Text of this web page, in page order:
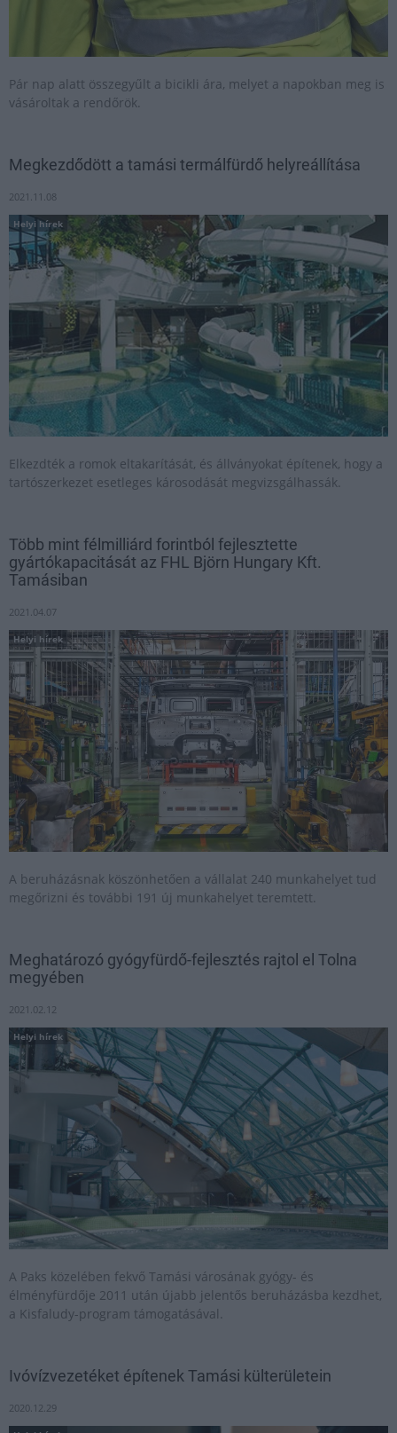
Pár nap alatt összegyűlt a bicikli ára, melyet a napokban meg is
vásároltak a rendőrök.
Megkezdődött a tamási termálfürdő helyreállítása
2021.11.08
Helyi hírek
Elkezdték a romok eltakarítását, és állványokat építenek, hogy a
tartószerkezet esetleges károsodását megvizsgálhassák.
Több mint félmilliárd forintból fejlesztette
gyártókapacitását az FHL Björn Hungary Kft.
Tamásiban
2021.04.07
Helyi hírek
A beruházásnak köszönhetően a vállalat 240 munkahelyet tud
megőrizni és további 191 új munkahelyet teremtett.
Meghatározó gyógyfürdő-fejlesztés rajtol el Tolna
megyében
2021.02.12
Helyi hírek
A Paks közelében fekvő Tamási városának gyógy- és
élményfürdője 2011 után újabb jelentős beruházásba kezdhet,
a Kisfaludy-program támogatásával.
Ivóvízvezetéket építenek Tamási külterületein
2020.12.29